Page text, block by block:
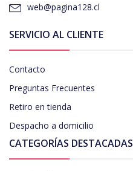
web@pagina128.cl
SERVICIO AL CLIENTE
Contacto
Preguntas Frecuentes
Retiro en tienda
Despacho a domicilio
CATEGORÍAS DESTACADAS